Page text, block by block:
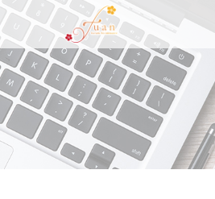
HOME
ABOUT US
MENU
Q＆A